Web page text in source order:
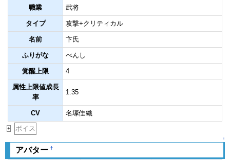
職業 武将
タイプ 攻撃+クリティカル
名前 卞氏
ふりがな べんし
覚醒上限 4
属性上限値成長
率
1.35
CV 名塚佳織
+ ボイス
↑
アバター †